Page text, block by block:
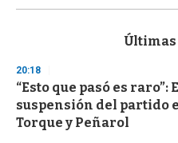
s
d
s
o
f
3
20:18
“Esto que pasó es
suspensión del partido
Torque y Peñarol